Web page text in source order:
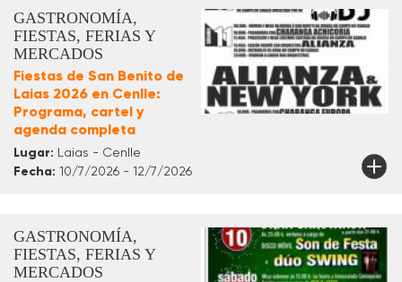
GASTRONOMÍA,
FIESTAS, FERIAS Y
MERCADOS
Fiestas de San Benito de
Laias 2026 en Cenlle:
Programa, cartel y
agenda completa
Lugar: Laias - Cenlle
Fecha: 10/7/2026 - 12/7/2026
GASTRONOMÍA,
FIESTAS, FERIAS Y
MERCADOS